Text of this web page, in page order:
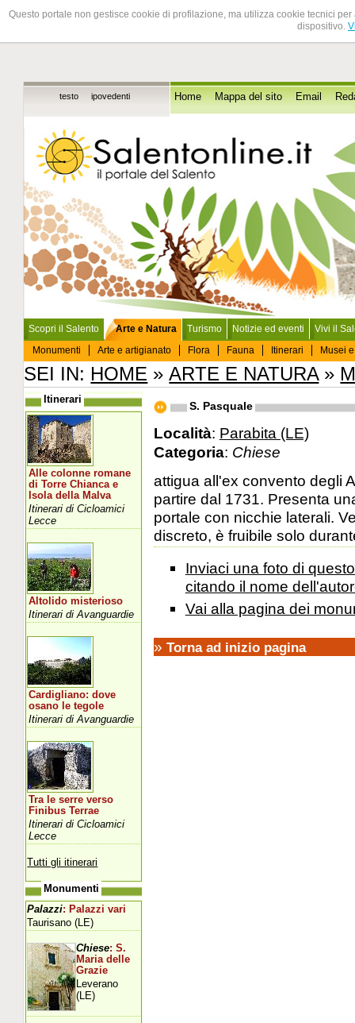
Questo portale non gestisce cookie di profilazione, ma utilizza cookie tecnici
dispositivo.
testo ipovedenti Home Mappa del sito Email
Scopri il Salento
Arte e Natura
Monumenti
Arte e artigianato Flora Fauna Itinerari Musei
Turismo Notizie ed eventi Vivi il
SEI IN: HOME »ARTE E NATURA»
S. Pasquale
Località: Parabita (LE)
Categoria: Chiese
attigua all'ex convento degli
partire dal 1731. Presenta
portale con nicchie laterali.
discreto, è fruibile solo
Inviaci una foto di
citando il nome
Vai alla pagina dei
» Torna ad inizio pagina
Itinerari
Alle colonne romane
di Torre Chianca e
Isola della Malva
Itinerari di Cicloamici
Lecce
Altolido misterioso
Itinerari di Avanguardie
Cardigliano: dove
osano le tegole
Itinerari di Avanguardie
Tra le serre verso
Finibus Terrae
Itinerari di Cicloamici
Lecce
Tutti gli itinerari
Monumenti
Palazzi: Palazzi vari
Taurisano (LE)
Chiese: S.
Maria delle
Grazie
Leverano
(LE)